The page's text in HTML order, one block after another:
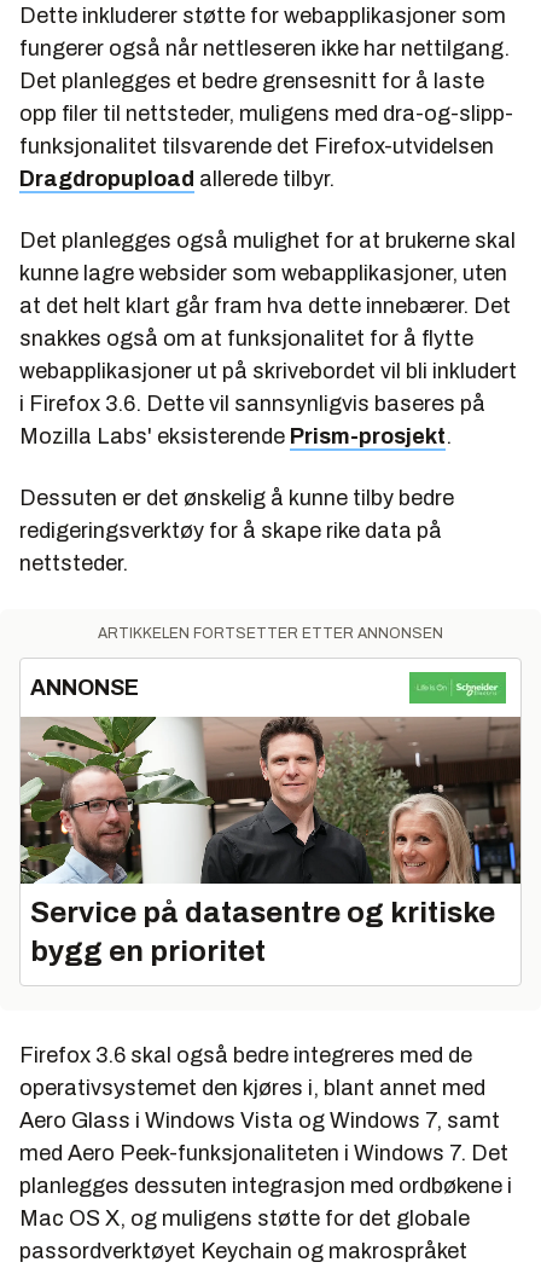
Dette inkluderer støtte for webapplikasjoner som
fungerer også når nettleseren ikke har nettilgang.
Det planlegges et bedre grensesnitt for å laste
opp filer til nettsteder, muligens med dra-og-slipp-
funksjonalitet tilsvarende det Firefox-utvidelsen
Dragdropupload allerede tilbyr.
Det planlegges også mulighet for at brukerne skal
kunne lagre websider som webapplikasjoner, uten
at det helt klart går fram hva dette innebærer. Det
snakkes også om at funksjonalitet for å flytte
webapplikasjoner ut på skrivebordet vil bli inkludert
i Firefox 3.6. Dette vil sannsynligvis baseres på
Mozilla Labs' eksisterende Prism-prosjekt.
Dessuten er det ønskelig å kunne tilby bedre
redigeringsverktøy for å skape rike data på
nettsteder.
ARTIKKELEN FORTSETTER ETTER ANNONSEN
ANNONSE
Service på datasentre og kritiske
bygg en prioritet
Firefox 3.6 skal også bedre integreres med de
operativsystemet den kjøres i, blant annet med
Aero Glass i Windows Vista og Windows 7, samt
med Aero Peek-funksjonaliteten i Windows 7. Det
planlegges dessuten integrasjon med ordbøkene i
Mac OS X, og muligens støtte for det globale
passordverktøyet Keychain og makrospråket